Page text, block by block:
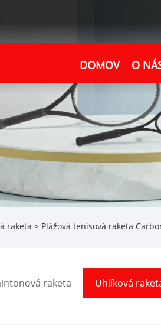
DOMOV O
raketa > Plážová tenisová raketa
raketa Uhlíková